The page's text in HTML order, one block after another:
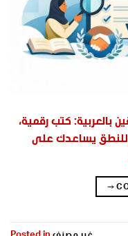
بالعربية: كتب رقمية،
للنطق يساعدك على
→